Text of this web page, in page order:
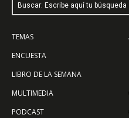
Buscar: Escribe aquí tu búsqueda
TEMAS
ENCUESTA
LIBRO DE LA SEMANA
MULTIMEDIA
PODCAST